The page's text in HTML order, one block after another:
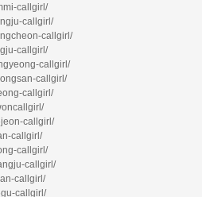
callgirl/
callgirl/
callgirl/
callgirl/
callgirl/
callgirl/
callgirl/
callgirl/
callgirl/
callgirl/
callgirl/
callgirl/
callgirl/